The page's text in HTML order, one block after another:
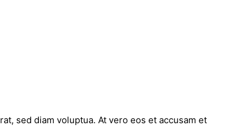
sed diam voluptua. At vero eos et accusam et